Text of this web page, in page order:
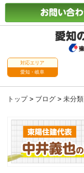
対応エリア
愛知・岐阜
トップ> ブログ > 未分類